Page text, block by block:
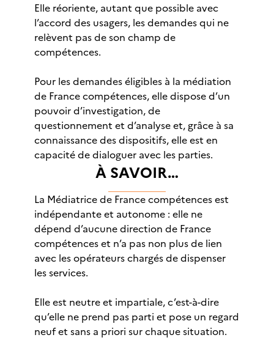
Elle réoriente, autant que possible avec
l’accord des usagers, les demandes qui ne
relèvent pas de son champ de
compétences.
Pour les demandes éligibles à la médiation
de France compétences, elle dispose d’un
pouvoir d’investigation, de
questionnement et d’analyse et, grâce à sa
connaissance des dispositifs, elle est en
capacité de dialoguer avec les parties.
À SAVOIR…
La Médiatrice de France compétences est
indépendante et autonome : elle ne
dépend d’aucune direction de France
compétences et n’a pas non plus de lien
avec les opérateurs chargés de dispenser
les services.
Elle est neutre et impartiale, c’est-à-dire
qu’elle ne prend pas parti et pose un regard
neuf et sans a priori sur chaque situation.